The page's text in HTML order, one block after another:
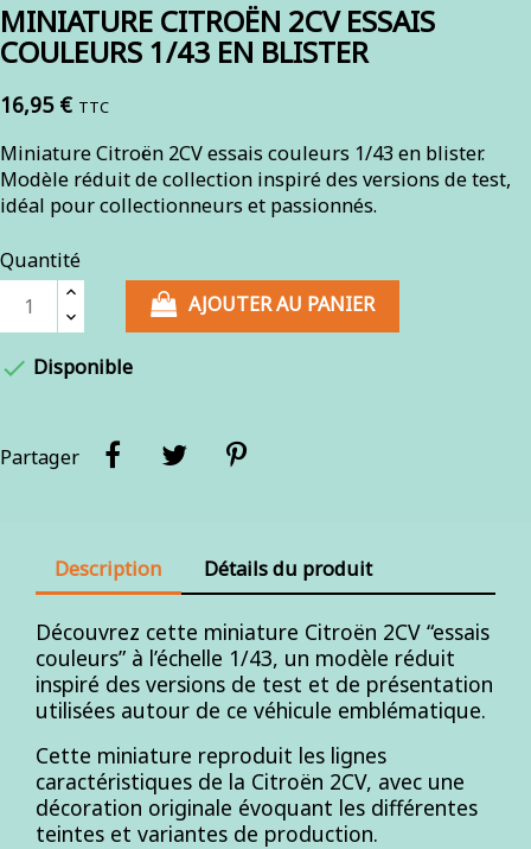
MINIATURE CITROËN 2CV ESSAIS
COULEURS 1/43 EN BLISTER
16,95 € TTC
Miniature Citroën 2CV essais couleurs 1/43 en blister.
Modèle réduit de collection inspiré des versions de test,
idéal pour collectionneurs et passionnés.
Quantité
AJOUTER AU PANIER
 Disponible
Partager
Description Détails du produit
Découvrez cette miniature Citroën 2CV “essais
couleurs” à l’échelle 1/43, un modèle réduit
inspiré des versions de test et de présentation
utilisées autour de ce véhicule emblématique.
Cette miniature reproduit les lignes
caractéristiques de la Citroën 2CV, avec une
décoration originale évoquant les différentes
teintes et variantes de production.